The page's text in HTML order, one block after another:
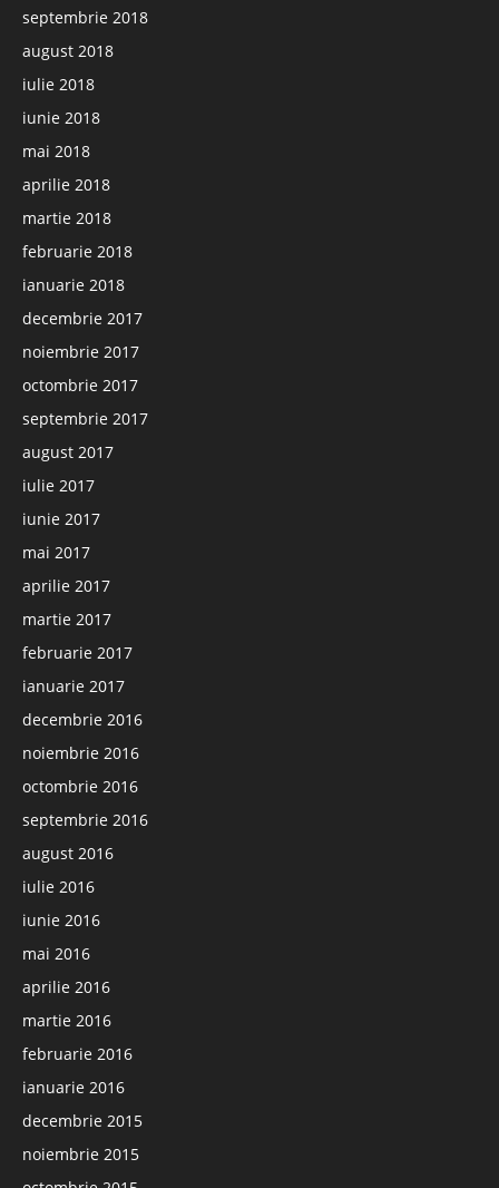
septembrie 2018
august 2018
iulie 2018
iunie 2018
mai 2018
aprilie 2018
martie 2018
februarie 2018
ianuarie 2018
decembrie 2017
noiembrie 2017
octombrie 2017
septembrie 2017
august 2017
iulie 2017
iunie 2017
mai 2017
aprilie 2017
martie 2017
februarie 2017
ianuarie 2017
decembrie 2016
noiembrie 2016
octombrie 2016
septembrie 2016
august 2016
iulie 2016
iunie 2016
mai 2016
aprilie 2016
martie 2016
februarie 2016
ianuarie 2016
decembrie 2015
noiembrie 2015